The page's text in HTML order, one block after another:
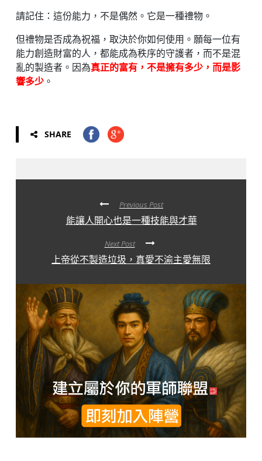
請記住：這份能力，不是偶然。它是一種禮物。
但禮物是否成為祝福，取決於你如何使用。願每一位有
能力創造財富的人，都能成為秩序的守護者，而不是混
亂的製造者。因為真正的富有，不是擁有多少，而是影
響多少 。
SHARE
Previous Post
能讓人開心也是一種技能與才華
Next Post
上帝從不製造垃圾，真愛不渝主愛無限